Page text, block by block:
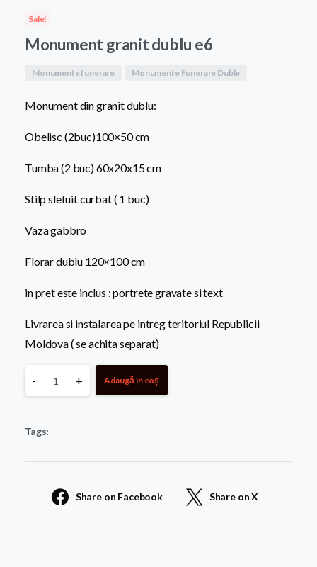
fost:
29.000,00 MDL.
Sale!
Monument granit dublu e6
Monumente funerare Monumente Funerare Duble
Monument din granit dublu:
Obelisc (2buc)100×50 cm
Tumba (2 buc) 60x20x15 cm
Stilp slefuit curbat ( 1 buc)
Vaza gabbro
Florar dublu 120×100 cm
in pret este inclus : portrete gravate si text
Livrarea si instalarea pe intreg teritoriul Republicii
Moldova ( se achita separat)
Monument
dublu
quantity
- + Adaugă în coș
Tags:
Share on Facebook Share on X